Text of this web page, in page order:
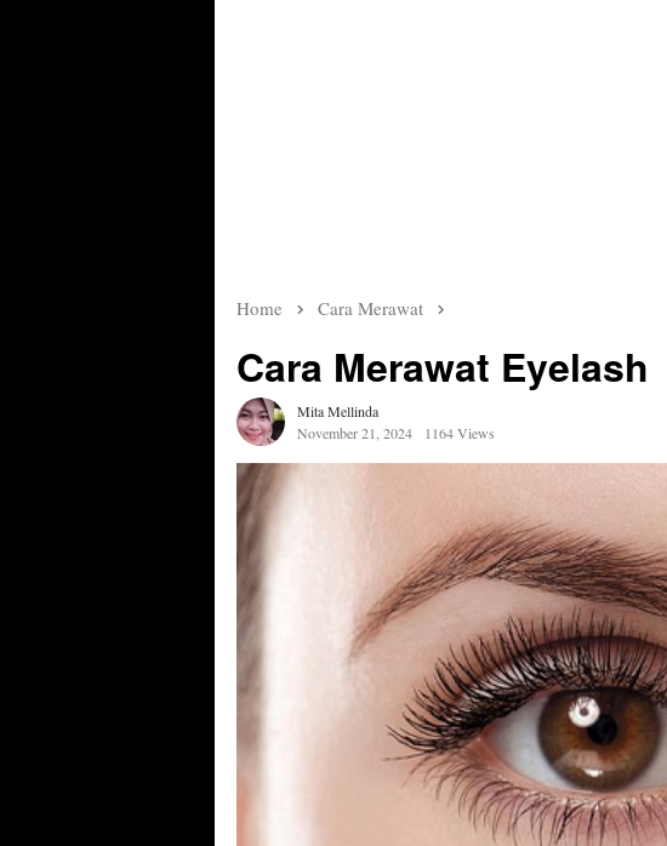
Home Cara Merawat
Cara Merawat Eyelash
Mita Mellinda
November 21, 2024
1164 Views